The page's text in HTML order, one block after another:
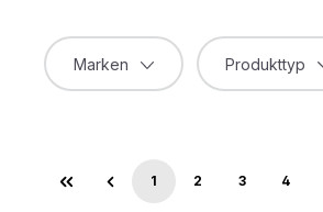
Marken Produkttyp
Seite
1 Seite
2 Seite
3 Seite
4